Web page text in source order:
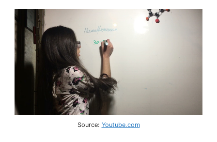
Source: Youtube.com